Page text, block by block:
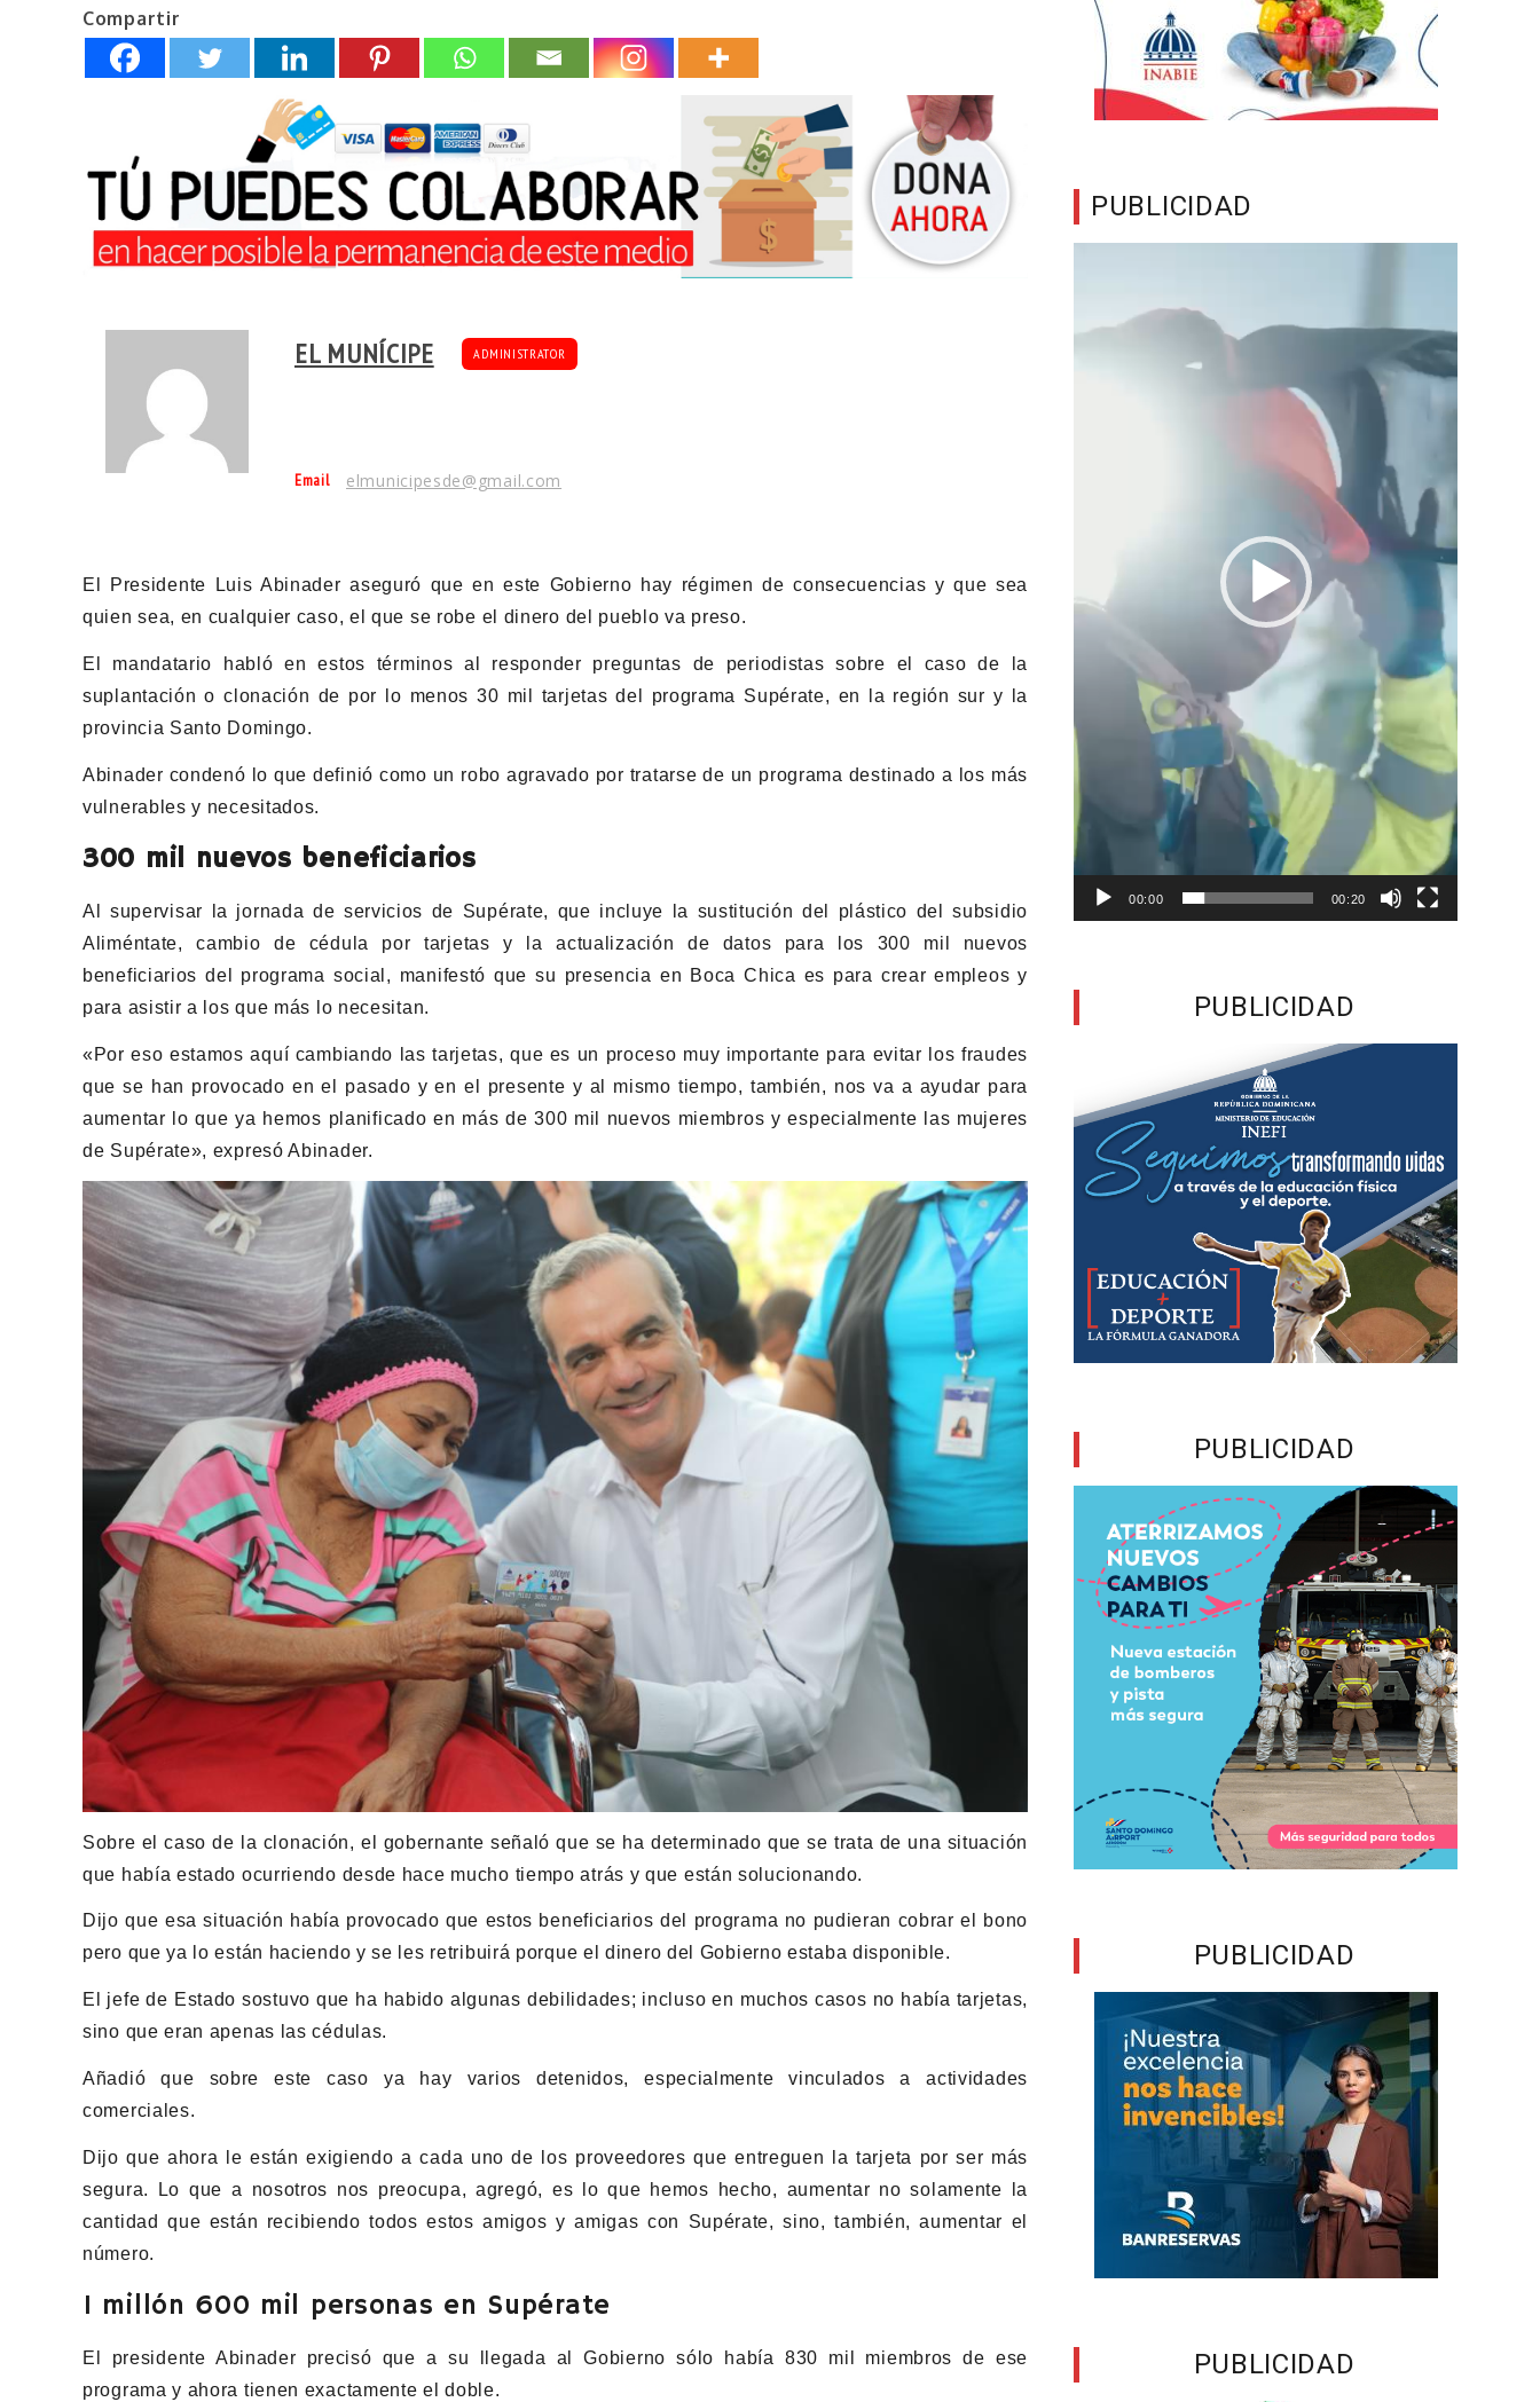
Compartir
EL MUNÍCIPE ADMINISTRATOR
Email elmunicipesde@gmail.com
El Presidente Luis Abinader aseguró que en este Gobierno hay régimen de consecuencias y que sea
quien sea, en cualquier caso, el que se robe el dinero del pueblo va preso.
El mandatario habló en estos términos al responder preguntas de periodistas sobre el caso de la
suplantación o clonación de por lo menos 30 mil tarjetas del programa Supérate, en la región sur y la
provincia Santo Domingo.
Abinader condenó lo que definió como un robo agravado por tratarse de un programa destinado a los más
vulnerables y necesitados.
300 mil nuevos beneficiarios
Al supervisar la jornada de servicios de Supérate, que incluye la sustitución del plástico del subsidio
Aliméntate, cambio de cédula por tarjetas y la actualización de datos para los 300 mil nuevos
beneficiarios del programa social, manifestó que su presencia en Boca Chica es para crear empleos y
para asistir a los que más lo necesitan.
«Por eso estamos aquí cambiando las tarjetas, que es un proceso muy importante para evitar los fraudes
que se han provocado en el pasado y en el presente y al mismo tiempo, también, nos va a ayudar para
aumentar lo que ya hemos planificado en más de 300 mil nuevos miembros y especialmente las mujeres
de Supérate», expresó Abinader.
Sobre el caso de la clonación, el gobernante señaló que se ha determinado que se trata de una situación
que había estado ocurriendo desde hace mucho tiempo atrás y que están solucionando.
Dijo que esa situación había provocado que estos beneficiarios del programa no pudieran cobrar el bono
pero que ya lo están haciendo y se les retribuirá porque el dinero del Gobierno estaba disponible.
El jefe de Estado sostuvo que ha habido algunas debilidades; incluso en muchos casos no había tarjetas,
sino que eran apenas las cédulas.
Añadió que sobre este caso ya hay varios detenidos, especialmente vinculados a actividades
comerciales.
Dijo que ahora le están exigiendo a cada uno de los proveedores que entreguen la tarjeta por ser más
segura. Lo que a nosotros nos preocupa, agregó, es lo que hemos hecho, aumentar no solamente la
cantidad que están recibiendo todos estos amigos y amigas con Supérate, sino, también, aumentar el
número.
1 millón 600 mil personas en Supérate
El presidente Abinader precisó que a su llegada al Gobierno sólo había 830 mil miembros de ese
programa y ahora tienen exactamente el doble.
PUBLICIDAD
00:00 00:20
PUBLICIDAD
PUBLICIDAD
PUBLICIDAD
PUBLICIDAD